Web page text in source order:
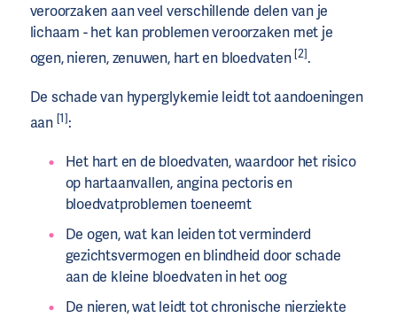
veroorzaken aan veel verschillende delen van je
lichaam - het kan problemen veroorzaken met je
ogen, nieren, zenuwen, hart en bloedvaten[2].
De schade van hyperglykemie leidt tot aandoeningen
aan [1]:
Het hart en de bloedvaten, waardoor het risico
op hartaanvallen, angina pectoris en
bloedvatproblemen toeneemt
De ogen, wat kan leiden tot verminderd
gezichtsvermogen en blindheid door schade
aan de kleine bloedvaten in het oog
De nieren, wat leidt tot chronische nierziekte